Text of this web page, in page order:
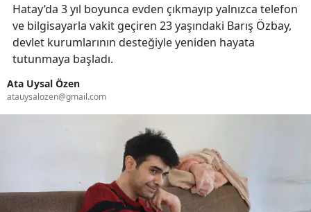
Hatay’da 3 yıl boyunca evden çıkmayıp yalnızca telefon
ve bilgisayarla vakit geçiren 23 yaşındaki Barış Özbay,
devlet kurumlarının desteğiyle yeniden hayata
tutunmaya başladı.
Ata Uysal Özen
atauysalozen@gmail.com